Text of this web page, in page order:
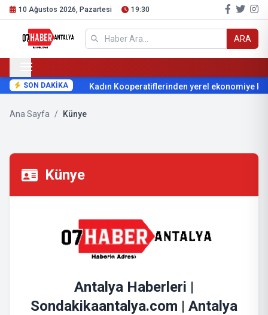
10 Ağustos 2026, Pazartesi 19:30
ARA
SON DAKİKA Kadın Kooperatiflerinden yerel ekonomiye
Ana Sayfa / Künye
Künye
Antalya Haberleri |
Sondakikaantalya.com | Antalya